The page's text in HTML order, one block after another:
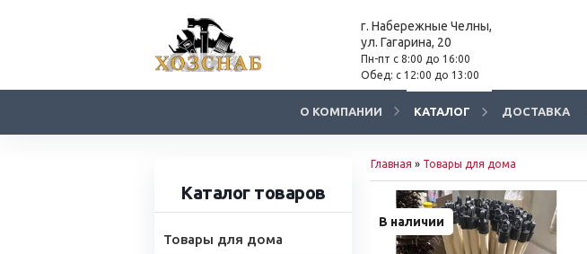
г. Набережные Челны,
ул. Гагарина, 20
Пн-пт с 8:00 до 16:00
Обед: с 12:00 до 13:00
О КОМПАНИИ КАТАЛОГ ДОСТАВКА
Каталог товаров
Товары для дома
Главная » Товары для дома
В наличии